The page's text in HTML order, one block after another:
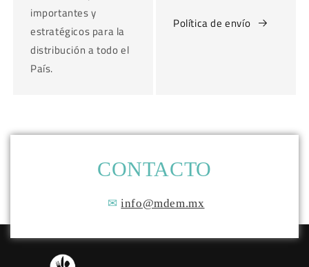
importantes y
estratégicos para la
distribución a todo el
País.
Política de envío
CONTACTO
✉info@mdem.mx